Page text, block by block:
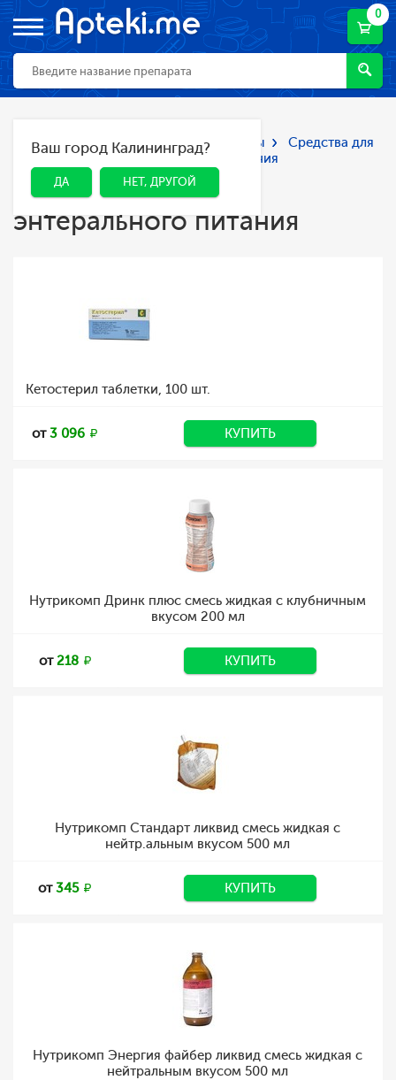
0
ДА НЕТ, ДРУГОЙ
Ваш город Калининград?
ДА НЕТ, ДРУГОЙ
Главная Каталог Лекарства и БАДы
Средства для
парентерального и энтерального питания
Средства для
парентерального и
энтерального питания
Кетостерил таблетки, 100 шт.
от3 096 КУПИТЬ
Нутрикомп Дринк плюс смесь жидкая с клубничным
вкусом 200 мл
от218 КУПИТЬ
Нутрикомп Стандарт ликвид смесь жидкая с
нейтр.альным вкусом 500 мл
от345 КУПИТЬ
Нутрикомп Энергия файбер ликвид смесь жидкая с
нейтральным вкусом 500 мл